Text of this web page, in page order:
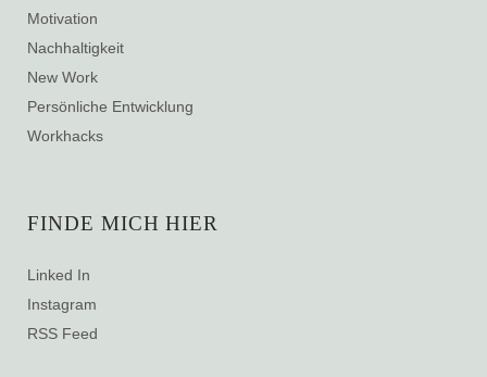
Motivation
Nachhaltigkeit
New Work
Persönliche Entwicklung
Workhacks
FINDE MICH HIER
Linked In
Instagram
RSS Feed